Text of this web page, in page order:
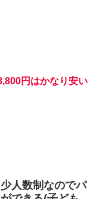
円はかなり安い
人数制なのでパ